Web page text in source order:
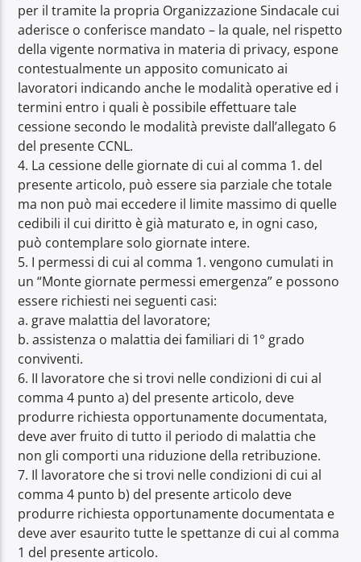
per il tramite la propria Organizzazione Sindacale cui
aderisce o conferisce mandato – la quale, nel rispetto
della vigente normativa in materia di privacy, espone
contestualmente un apposito comunicato ai
lavoratori indicando anche le modalità operative ed i
termini entro i quali è possibile effettuare tale
cessione secondo le modalità previste dall’allegato 6
del presente CCNL.
4. La cessione delle giornate di cui al comma 1. del
presente articolo, può essere sia parziale che totale
ma non può mai eccedere il limite massimo di quelle
cedibili il cui diritto è già maturato e, in ogni caso,
può contemplare solo giornate intere.
5. I permessi di cui al comma 1. vengono cumulati in
un “Monte giornate permessi emergenza” e possono
essere richiesti nei seguenti casi:
a. grave malattia del lavoratore;
b. assistenza o malattia dei familiari di 1° grado
conviventi.
6. II lavoratore che si trovi nelle condizioni di cui al
comma 4 punto a) del presente articolo, deve
produrre richiesta opportunamente documentata,
deve aver fruito di tutto il periodo di malattia che
non gli comporti una riduzione della retribuzione.
7. Il lavoratore che si trovi nelle condizioni di cui al
comma 4 punto b) del presente articolo deve
produrre richiesta opportunamente documentata e
deve aver esaurito tutte le spettanze di cui al comma
1 del presente articolo.